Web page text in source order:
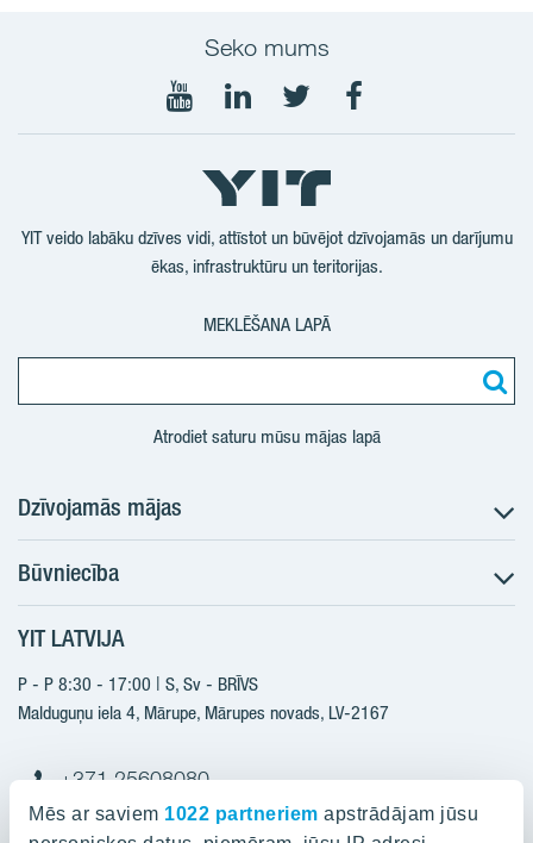
Mēs ar saviem 1022 partneriem apstrādājam jūsu
Seko mums
Seko
mums
YouTube
Seko
mums
LinkedIn
Seko
mums
Twtitter
Seko
YIT veido labāku dzīves vidi, attīstot un būvējot dzīvojamās un darījumu
ēkas, infrastruktūru un teritorijas.
MEKLĒŠANA LAPĀ
Atrodiet saturu mūsu mājas lapā
Dzīvojamās mājas
Meklēt dzīvokli
Nākotnes projekti
Pārdošanas informācija
YIT Plus
Kontakti
Būvniecība
Būvniecība
Jaunie projekti
Realizētie projekti
YIT LATVIJA
P - P 8:30 - 17:00 | S, Sv - BRĪVS
Malduguņu iela 4, Mārupe, Mārupes novads, LV-2167
+371 25608080
yitmajas@yit.lv